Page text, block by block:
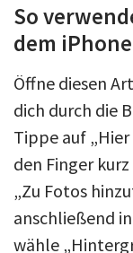
So
dem iPhone
Öffne diesen
dich durch die
Tippe auf
den Finger
„Zu Fotos
anschließend
wähle